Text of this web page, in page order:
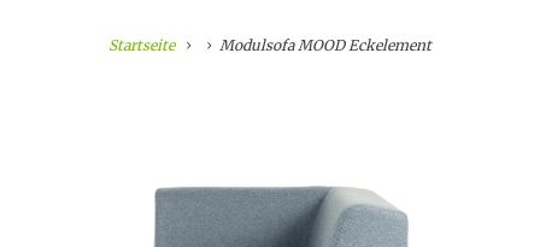
Startseite Modulsofa MOOD Eckelement